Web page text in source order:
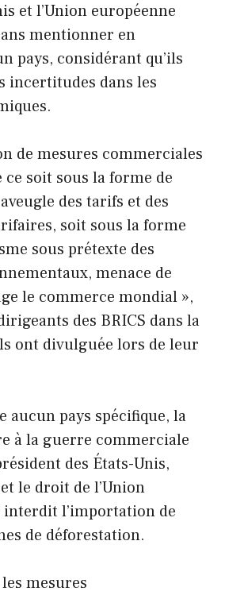
et l’Union européenne
mentionner en
pays, considérant qu’ils
incertitudes dans les
de mesures commerciales
soit sous la forme de
des tarifs et des
soit sous la forme
sous prétexte des
menace de
le commerce mondial »,
des BRICS dans la
ont divulguée lors de leur
aucun pays spécifique, la
à la guerre commerciale
des États-Unis,
le droit de l’Union
interdit l’importation de
de déforestation.
mesures